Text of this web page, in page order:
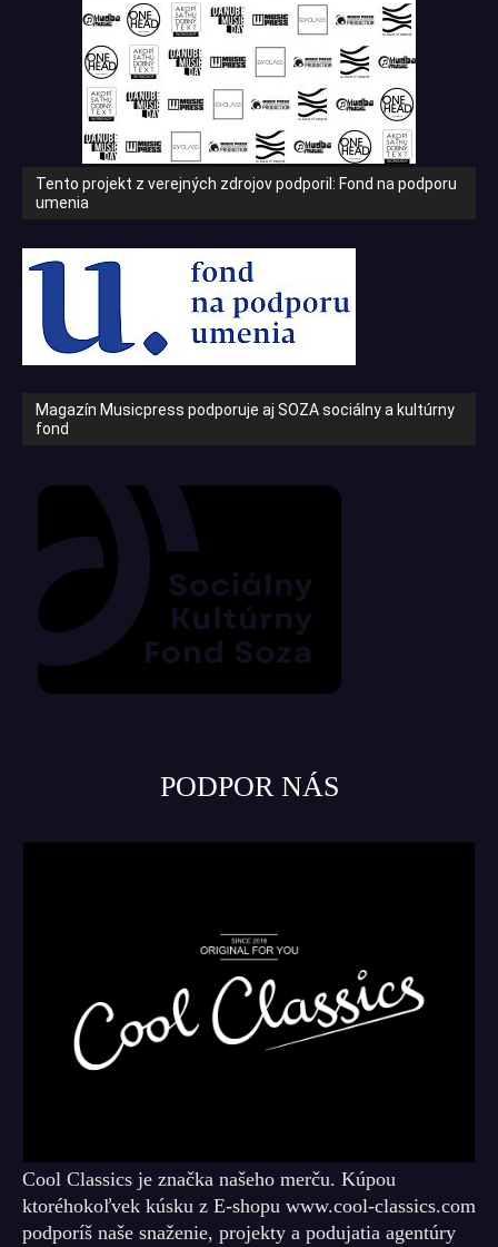
Tento projekt z verejných zdrojov podporil: Fond na podporu
umenia
Magazín Musicpress podporuje aj SOZA sociálny a kultúrny
fond
PODPOR NÁS
Cool Classics je značka našeho merču. Kúpou
ktoréhokoľvek kúsku z E-shopu www.cool-classics.com
podporíš naše snaženie, projekty a podujatia agentúry